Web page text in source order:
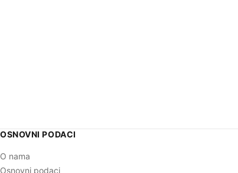
OSNOVNI PODACI
O nama
Osnovni podaci